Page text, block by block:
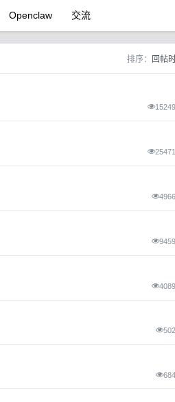
Openclaw 交流
排序： 回帖
15249
25471
4966
9459
4089
502
684